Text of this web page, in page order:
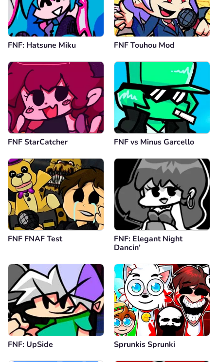
FNF: Hatsune Miku FNF Touhou Mod
FNF StarCatcher FNF vs Minus Garcello
FNF FNAF Test
FNF: Elegant Night
Dancin’
FNF: UpSide Sprunkis Sprunki